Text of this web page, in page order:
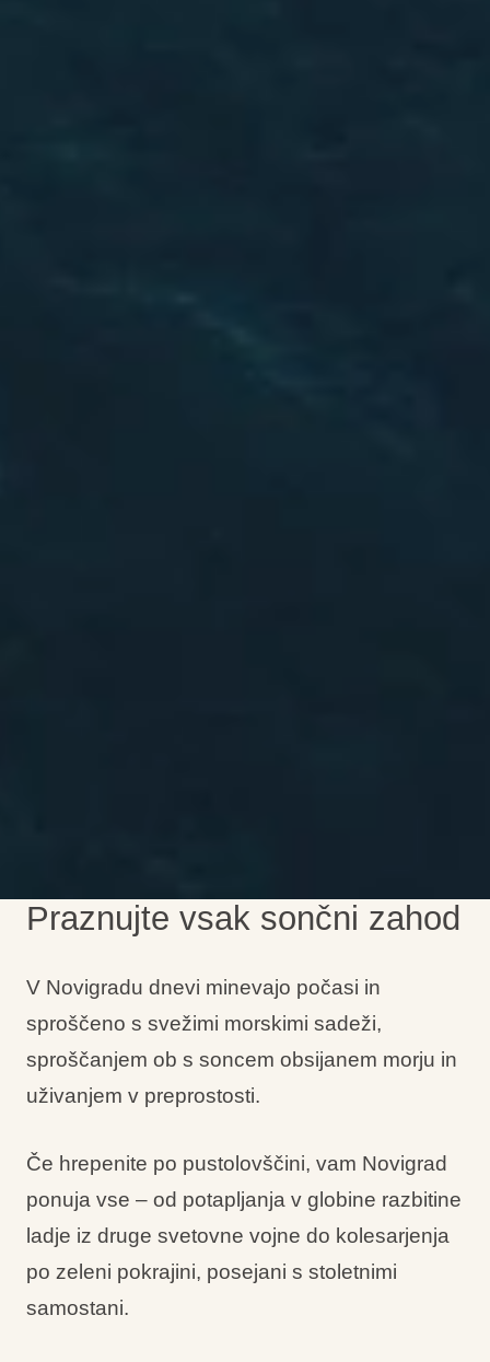
Praznujte vsak sončni zahod
V Novigradu dnevi minevajo počasi in
sproščeno s svežimi morskimi sadeži,
sproščanjem ob s soncem obsijanem morju in
uživanjem v preprostosti.
Če hrepenite po pustolovščini, vam Novigrad
ponuja vse – od potapljanja v globine razbitine
ladje iz druge svetovne vojne do kolesarjenja
po zeleni pokrajini, posejani s stoletnimi
samostani.